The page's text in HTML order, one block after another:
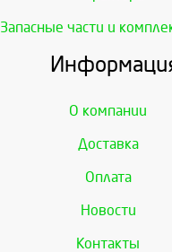
Запасные части и
О компании
Доставка
Оплата
Новости
Контакты